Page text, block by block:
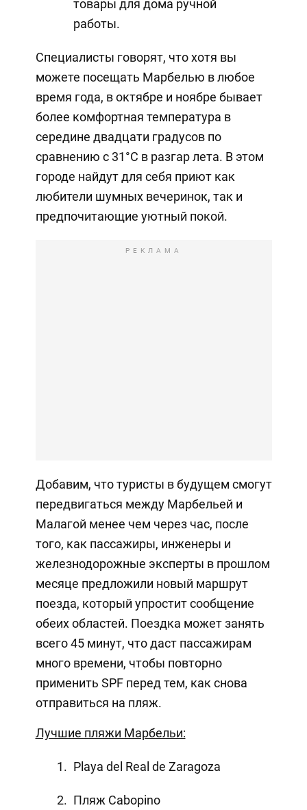
товары для дома ручной
работы.
Специалисты говорят, что хотя вы
можете посещать Марбелью в любое
время года, в октябре и ноябре бывает
более комфортная температура в
середине двадцати градусов по
сравнению с 31°C в разгар лета. В этом
городе найдут для себя приют как
любители шумных вечеринок, так и
предпочитающие уютный покой.
РЕКЛАМА
Добавим, что туристы в будущем смогут
передвигаться между Марбельей и
Малагой менее чем через час, после
того, как пассажиры, инженеры и
железнодорожные эксперты в прошлом
месяце предложили новый маршрут
поезда, который упростит сообщение
обеих областей. Поездка может занять
всего 45 минут, что даст пассажирам
много времени, чтобы повторно
применить SPF перед тем, как снова
отправиться на пляж.
Лучшие пляжи Марбельи:
Playa del Real de Zaragoza
Пляж Cabopino